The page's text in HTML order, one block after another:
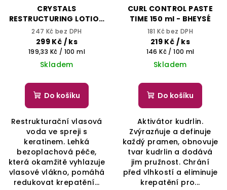
CRYSTALS
RESTRUCTURING LOTION
150 ml - BHEYSÉ
247 Kč bez DPH
299 Kč / ks
Měrná
cena:
199,33 Kč / 100 ml
Skladem
Do košíku
Restrukturační vlasová
voda ve spreji s
keratinem. Lehká
bezoplachová péče,
která okamžitě vyhlazuje
vlasové vlákno, pomáhá
redukovat krepatění...
CURL CONTROL PASTE
TIME 150 ml - BHEYSÉ
181 Kč bez DPH
219 Kč / ks
Měrná
cena:
146 Kč / 100 ml
Skladem
Do košíku
Aktivátor kudrlin.
Zvýrazňuje a definuje
každý pramen, obnovuje
tvar kudrlin a dodává
jim pružnost. Chrání
před vlhkostí a eliminuje
krepatění pro...